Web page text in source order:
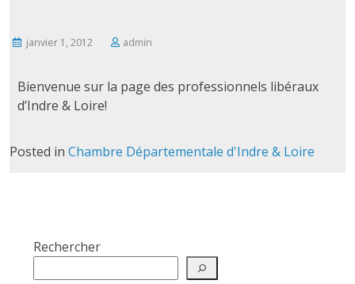
janvier 1, 2012 admin
Bienvenue sur la page des professionnels libéraux
d’Indre & Loire!
Posted in Chambre Départementale d'Indre & Loire
Rechercher